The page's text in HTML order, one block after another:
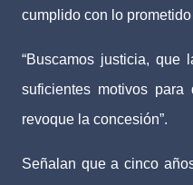
cumplido con lo
“Buscamos justicia, que
suficientes motivos
revoque la concesión”.
Señalan que a cinco